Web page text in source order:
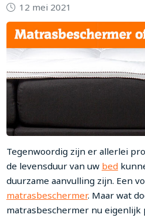
12 mei 2021
Tegenwoordig zijn er allerlei
de levensduur van uw bed
duurzame aanvulling zijn. Een
matrasbeschermer. Maar wat
matrasbeschermer nu eigenlijk